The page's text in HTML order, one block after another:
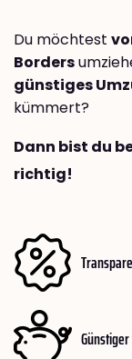
Du möchtest
Borders
günstiges
kümmert?
Dann bist du
richtig!